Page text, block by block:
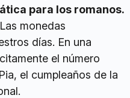
para los romanos.
monedas
días. En una
el número
el cumpleaños de la